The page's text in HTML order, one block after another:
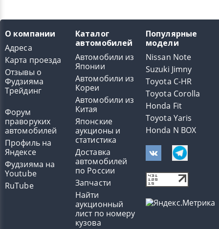
О компании
Адреса
Карта проезда
Отзывы о
Фудзияма
Трейдинг
Форум
праворуких
автомобилей
Профиль на
Яндексе
Фудзияма на
Youtube
RuTube
Каталог
автомобилей
Автомобили из
Японии
Автомобили из
Кореи
Автомобили из
Китая
Японские
аукционы и
статистика
Доставка
автомобилей
по России
Запчасти
Найти
аукционный
лист по номеру
кузова
Популярные
модели
Nissan Note
Suzuki Jimny
Toyota C-HR
Toyota Corolla
Honda Fit
Toyota Yaris
Honda N BOX